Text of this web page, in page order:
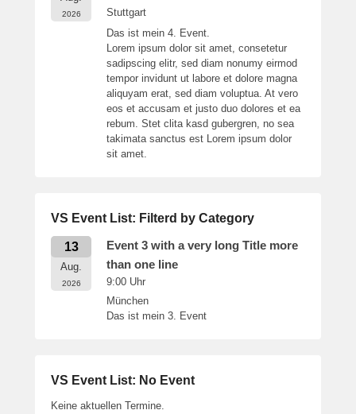
2026
Stuttgart
Das ist mein 4. Event.
Lorem ipsum dolor sit amet, consetetur
sadipscing elitr, sed diam nonumy eirmod
tempor invidunt ut labore et dolore magna
aliquyam erat, sed diam voluptua. At vero
eos et accusam et justo duo dolores et ea
rebum. Stet clita kasd gubergren, no sea
takimata sanctus est Lorem ipsum dolor
sit amet.
VS Event List: Filterd by Category
13
Aug.
2026
Event 3 with a very long Title more
than one line
9:00 Uhr
München
Das ist mein 3. Event
VS Event List: No Event
Keine aktuellen Termine.